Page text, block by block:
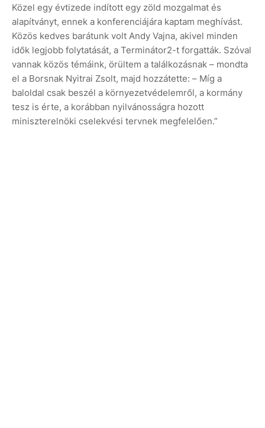
Közel egy évtizede indított egy zöld mozgalmat és
alapítványt, ennek a konferenciájára kaptam meghívást.
Közös kedves barátunk volt Andy Vajna, akivel minden
idők legjobb folytatását, a Terminátor2-t forgatták. Szóval
vannak közös témáink, örültem a találkozásnak – mondta
el a Borsnak Nyitrai Zsolt, majd hozzátette: – Míg a
baloldal csak beszél a környezetvédelemről, a kormány
tesz is érte, a korábban nyilvánosságra hozott
miniszterelnöki cselekvési tervnek megfelelően.”